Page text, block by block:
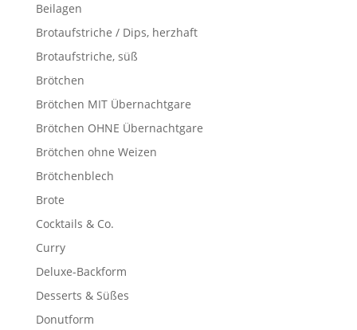
Beilagen
Brotaufstriche / Dips, herzhaft
Brotaufstriche, süß
Brötchen
Brötchen MIT Übernachtgare
Brötchen OHNE Übernachtgare
Brötchen ohne Weizen
Brötchenblech
Brote
Cocktails & Co.
Curry
Deluxe-Backform
Desserts & Süßes
Donutform